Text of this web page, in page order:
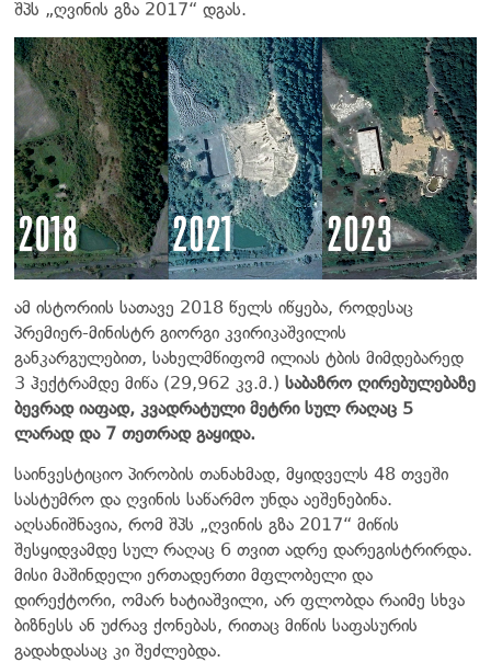
შპს „ღვინის გზა 2017“ დგას.
ამ ისტორიის სათავე 2018 წელს იწყება, როდესაც
პრემიერ-მინისტრ გიორგი კვირიკაშვილის
განკარგულებით, სახელმწიფომ ილიას ტბის მიმდებარედ
3 ჰექტრამდე მიწა (29,962 კვ.მ.) საბაზრო ღირებულებაზე
ბევრად იაფად, კვადრატული მეტრი სულ რაღაც 5
ლარად და 7 თეთრად გაყიდა.
საინვესტიციო პირობის თანახმად, მყიდველს 48 თვეში
სასტუმრო და ღვინის საწარმო უნდა აეშენებინა.
აღსანიშნავია, რომ შპს „ღვინის გზა 2017“ მიწის
შესყიდვამდე სულ რაღაც 6 თვით ადრე დარეგისტრირდა.
მისი მაშინდელი ერთადერთი მფლობელი და
დირექტორი, ომარ ხატიაშვილი, არ ფლობდა რაიმე სხვა
ბიზნესს ან უძრავ ქონებას, რითაც მიწის საფასურის
გადახდასაც კი შეძლებდა.